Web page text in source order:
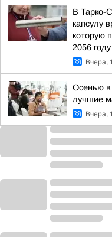
В Тарко-
капсулу
которую
2056 году
Вчера,
Осенью в
лучшие
Вчера,